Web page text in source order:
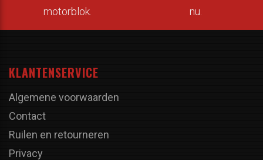
motorblok.
nu.
KLANTENSERVICE
Algemene voorwaarden
Contact
Ruilen en retourneren
Privacy